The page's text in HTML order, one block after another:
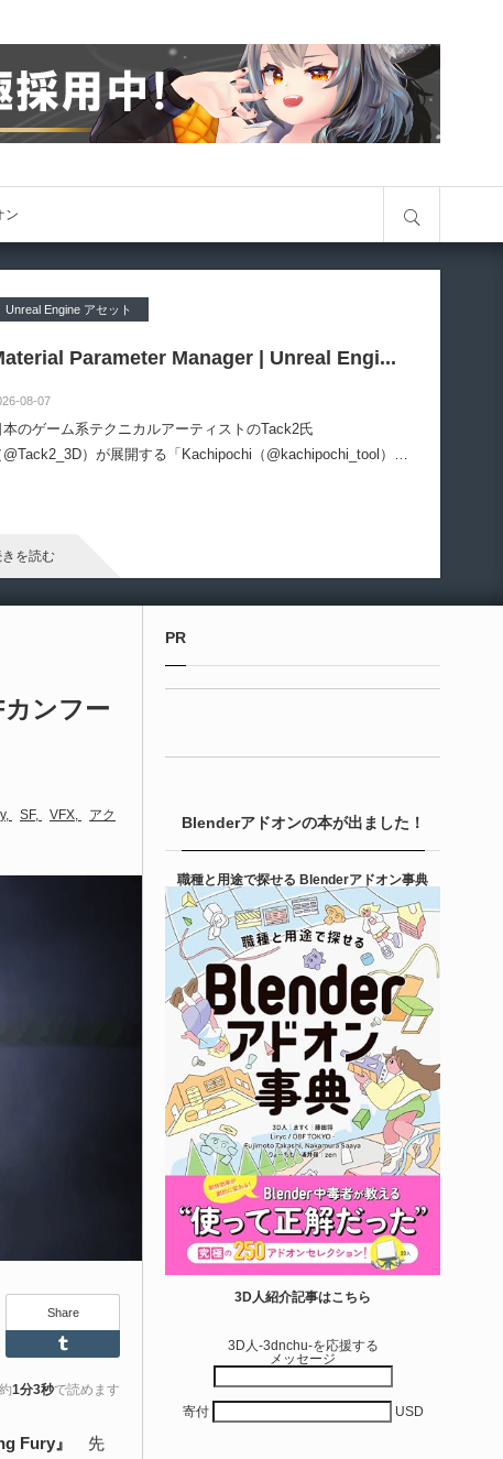
ン
Unreal Engine アセット
Parameter Manager | Unreal Engi...
08-07
本のゲーム系テクニカルアーティストのTack2氏
@Tack2_3D）が展開する「Kachipochi（@kachipochi_tool）」
です。
を読む
Pipe It | 直感的にパイプ形状を構築出来るUnre
Engine 5...
ました！
Directive Utilities | ブループリントライブラリ
Directiveによる「Directive Utilities」はブループリントライ
ラリやエディタスクリプト API の機能不足を補うオープンソー
の Unreal Engine プラグインです。FabとGithub上で無料公開さ
わせて作れる | ktk.kum...
08-03
氏によるUnity向けエフェクト教本「Unityエフェク
レシピブック パーツを組み合わせて作れる」が2026年7月13日
翔泳社から発売されています！
ンフー
SF VFX
アク
Feedly
Share
1分3秒で読めます
Fury』
先
PR
Blenderアドオンの本が出ました！
職種と用途で探せる Blenderアドオン事典
3D人紹介記事はこちら
3D人-3dnchu-を応援する
メッセージ
寄付 USD